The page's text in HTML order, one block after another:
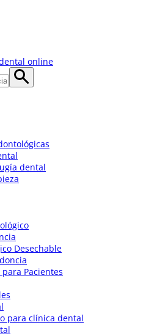
online
dental
Desechable
Pacientes
para clínica dental